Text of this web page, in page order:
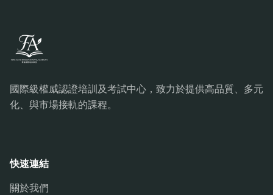
國際級權威認證培訓及考試中心，致力於提供高品質、多元
化、與市場接軌的課程。
快速連結
關於我們